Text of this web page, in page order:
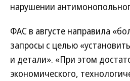
нарушении
ФАС в августе направила
запросы с целью
и детали». «При этом
экономического,